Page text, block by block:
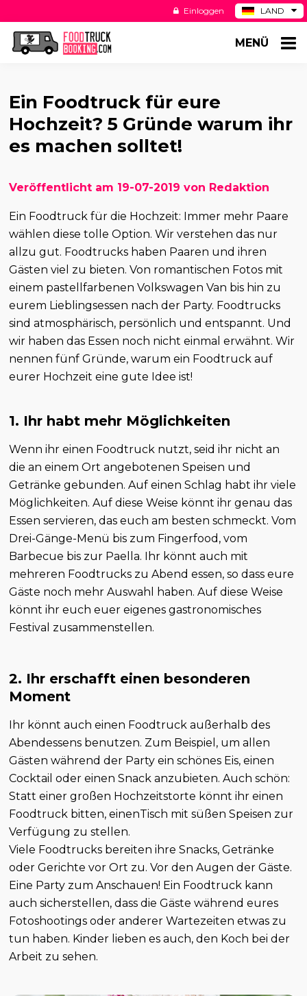
LAND
ES
Einloggen
MENÜ
Ein Foodtruck für eure
Hochzeit? 5 Gründe warum ihr
es machen solltet!
Veröffentlicht am 19-07-2019 von Redaktion
Ein Foodtruck für die Hochzeit: Immer mehr Paare
wählen diese tolle Option. Wir verstehen das nur
allzu gut. Foodtrucks haben Paaren und ihren
Gästen viel zu bieten. Von romantischen Fotos mit
einem pastellfarbenen Volkswagen Van bis hin zu
eurem Lieblingsessen nach der Party. Foodtrucks
sind atmosphärisch, persönlich und entspannt. Und
wir haben das Essen noch nicht einmal erwähnt. Wir
nennen fünf Gründe, warum ein Foodtruck auf
eurer Hochzeit eine gute Idee ist!
1. Ihr habt mehr Möglichkeiten
Wenn ihr einen Foodtruck nutzt, seid ihr nicht an
die an einem Ort angebotenen Speisen und
Getränke gebunden. Auf einen Schlag habt ihr viele
Möglichkeiten. Auf diese Weise könnt ihr genau das
Essen servieren, das euch am besten schmeckt. Vom
Drei-Gänge-Menü bis zum Fingerfood, vom
Barbecue bis zur Paella. Ihr könnt auch mit
mehreren Foodtrucks zu Abend essen, so dass eure
Gäste noch mehr Auswahl haben. Auf diese Weise
könnt ihr euch euer eigenes gastronomisches
Festival zusammenstellen.
2. Ihr erschafft einen besonderen
Moment
Ihr könnt auch einen Foodtruck außerhalb des
Abendessens benutzen. Zum Beispiel, um allen
Gästen während der Party ein schönes Eis, einen
Cocktail oder einen Snack anzubieten. Auch schön:
Statt einer großen Hochzeitstorte könnt ihr einen
Foodtruck bitten, einenTisch mit süßen Speisen zur
Verfügung zu stellen.
Viele Foodtrucks bereiten ihre Snacks, Getränke
oder Gerichte vor Ort zu. Vor den Augen der Gäste.
Eine Party zum Anschauen! Ein Foodtruck kann
auch sicherstellen, dass die Gäste während eures
Fotoshootings oder anderer Wartezeiten etwas zu
tun haben. Kinder lieben es auch, den Koch bei der
Arbeit zu sehen.